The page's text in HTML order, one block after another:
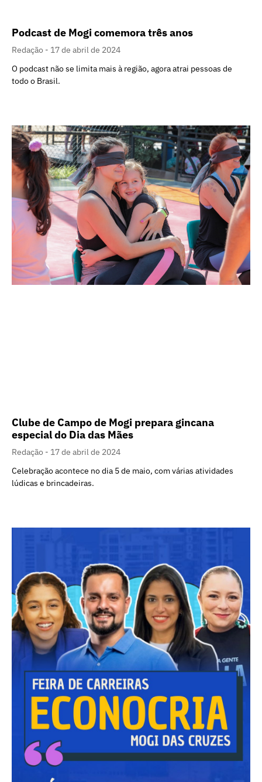
Podcast de Mogi comemora três anos
Redação
17 de abril de 2024
O podcast não se limita mais à região, agora atrai pessoas de
todo o Brasil.
Clube de Campo de Mogi prepara gincana
especial do Dia das Mães
Redação
17 de abril de 2024
Celebração acontece no dia 5 de maio, com várias atividades
lúdicas e brincadeiras.